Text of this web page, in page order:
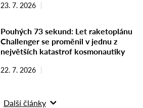
23. 7. 2026
Pouhých 73 sekund: Let raketoplánu
Challenger se proměnil v jednu z
největších katastrof kosmonautiky
22. 7. 2026
Další články